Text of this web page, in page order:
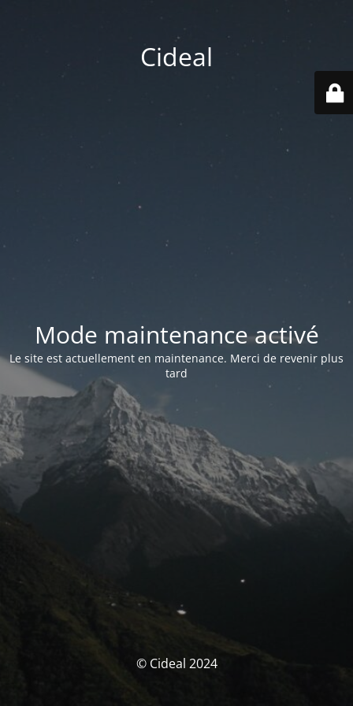
Cideal
Mode maintenance activé
Le site est actuellement en maintenance. Merci de revenir plus
tard
© Cideal 2024